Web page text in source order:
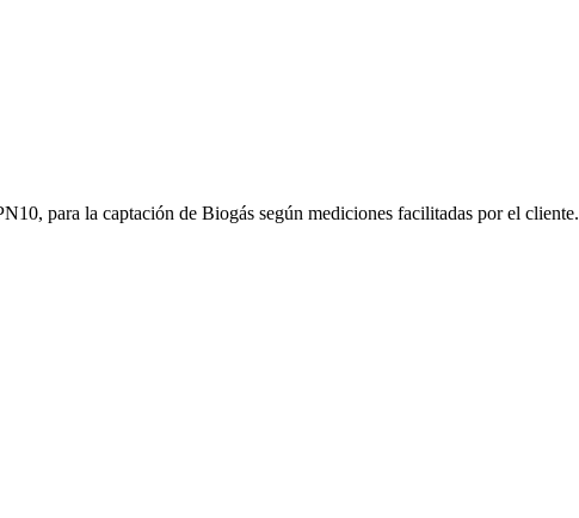
para la captación de Biogás según mediciones facilitadas por el cliente.